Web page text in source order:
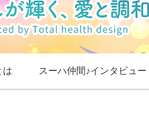
は スーハ仲間♪インタビュー